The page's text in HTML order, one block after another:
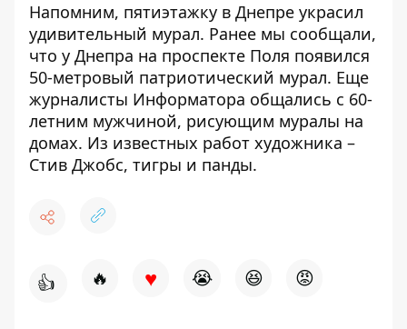
Напомним, пятиэтажку в Днепре украсил
удивительный мурал. Ранее мы сообщали,
что у Днепра на проспекте Поля появился
50-метровый патриотический мурал. Еще
журналисты Информатора общались с 60-
летним мужчиной, рисующим муралы на
домах. Из известных работ художника –
Стив Джобс, тигры и панды.
👍 🔥 ♥ 😭 😆 😡